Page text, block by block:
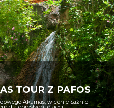
TOUR Z PAFOS
Akamas, w cenie Łaźnie